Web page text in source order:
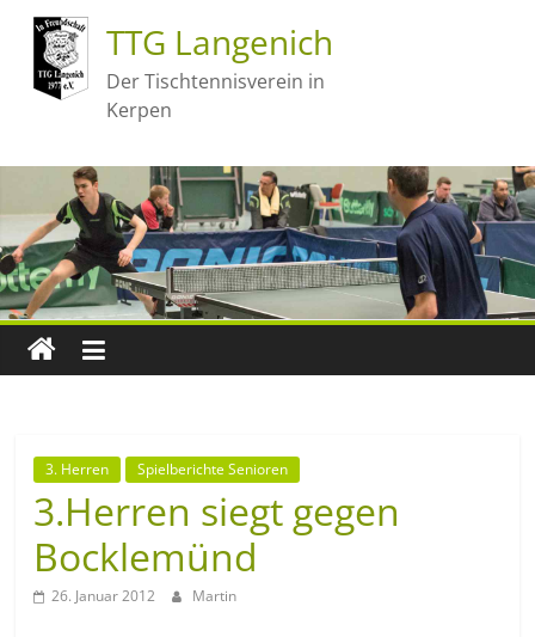
TTG Langenich
Der Tischtennisverein in
Kerpen
3. Herren Spielberichte Senioren
3.Herren siegt gegen
Bocklemünd
26. Januar 2012 Martin